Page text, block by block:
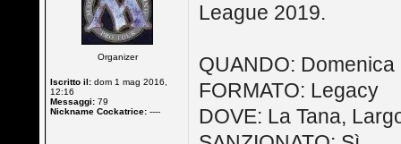
Organizer
Iscritto il: dom 1 mag 2016,
12:16
Messaggi: 79
Nickname Cockatrice: ----
League 2019.
QUANDO:
FORMATO: Legacy
DOVE: La Tana,